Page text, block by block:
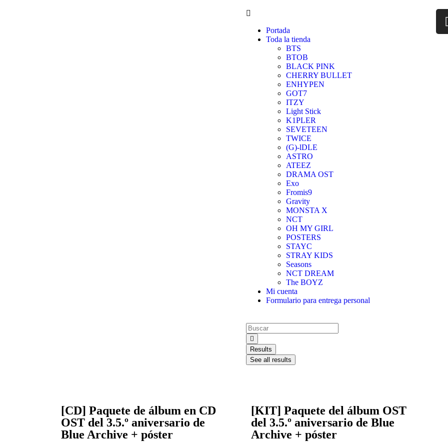
Portada
Toda la tienda
BTS
BTOB
BLACK PINK
CHERRY BULLET
ENHYPEN
GOT7
ITZY
Light Stick
K1PLER
SEVETEEN
TWICE
(G)-lDLE
ASTRO
ATEEZ
DRAMA OST
Exo
Fromis9
Gravity
MONSTA X
NCT
OH MY GIRL
POSTERS
STAYC
STRAY KIDS
Seasons
NCT DREAM
The BOYZ
Mi cuenta
Formulario para entrega personal
Results
See all results
[CD] Paquete de álbum en CD
OST del 3.5.º aniversario de
Blue Archive + póster
[KIT] Paquete del álbum OST
del 3.5.º aniversario de Blue
Archive + póster